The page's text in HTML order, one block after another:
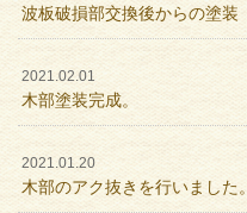
波板破損部交換後からの塗装
2021.02.01
木部塗装完成。
2021.01.20
木部のアク抜きを行いました。